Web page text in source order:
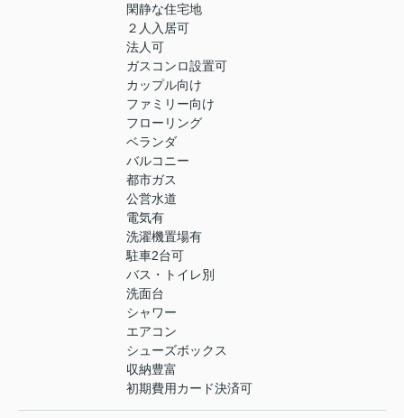
閑静な住宅地
２人入居可
法人可
ガスコンロ設置可
カップル向け
ファミリー向け
フローリング
ベランダ
バルコニー
都市ガス
公営水道
電気有
洗濯機置場有
駐車2台可
バス・トイレ別
洗面台
シャワー
エアコン
シューズボックス
収納豊富
初期費用カード決済可